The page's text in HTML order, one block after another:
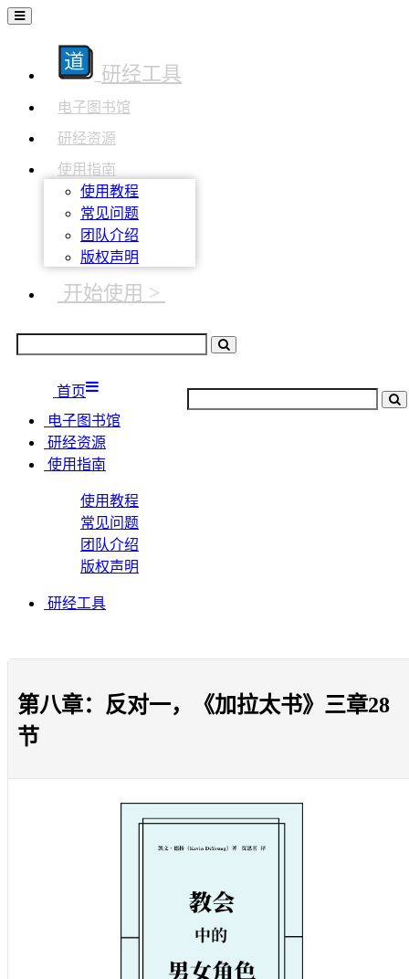
研经工具
电子图书馆
研经资源
使用指南
使用教程
常见问题
团队介绍
版权声明
开始使用 >
首页
电子图书馆
研经资源
使用指南
使用教程
常见问题
团队介绍
版权声明
研经工具
第八章：反对一，《加拉太书》三章28
节